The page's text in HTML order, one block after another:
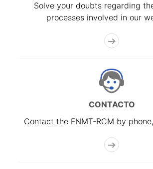
Solve your doubts regarding
processes involved in our
CONTACTO
Contact the FNMT-RCM by